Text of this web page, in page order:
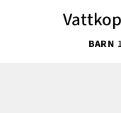
BARN